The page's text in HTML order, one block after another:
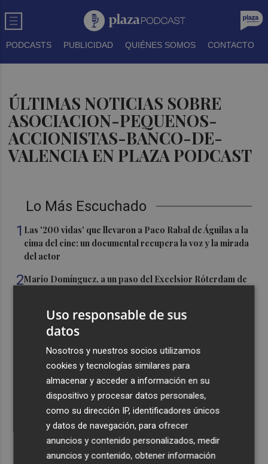
PODCASTS PUBLICIDAD QUIÉNES SOMOS CONTACTO
ÚLTIMAS NOTICIAS SOBRE
ASOCIACION-PEQUENOS-
ACCIONISTAS-BANCO-DE-
VALENCIA EN PLAZA PODCAST
Lo Más Escuchado
1 Las '200 vidas' que llevaron a Paco Rabal de Águilas a la
cima del cine: un documental recupera la voz y la mirada
del actor
2Mario Domínguez, a un paso del Excelsior Róterdam de
Entidades del Camp d'Elx reclaman más protagonismo
en las fiestas para la Ufece y conciertos en valenciano
El Ibex 35 sube un 2% la primera semana de agosto tras
conquistar los históricos 20.000 puntos
Valencia Basket abrirá la EuroLeague Women en casa
ante Fenerbahce Opet
Uso responsable de sus
datos
Nosotros y nuestros socios utilizamos
cookies y tecnologías similares para
almacenar y acceder a información en su
dispositivo y procesar datos personales,
como su dirección IP, identificadores únicos
y datos de navegación, para ofrecer
anuncios y contenido personalizados, medir
anuncios y contenido, obtener información